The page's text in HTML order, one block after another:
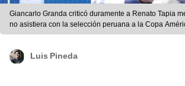
Giancarlo Granda criticó duramente a Renato Tapia
no asistiera con la selección peruana a la Copa
LR/captura/AFP
Luis Pineda